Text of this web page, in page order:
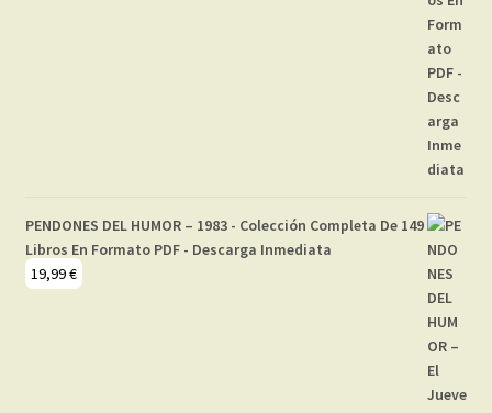
PENDONES DEL HUMOR – 1983 - Colección Completa De 149
Libros En Formato PDF - Descarga Inmediata
19,99€